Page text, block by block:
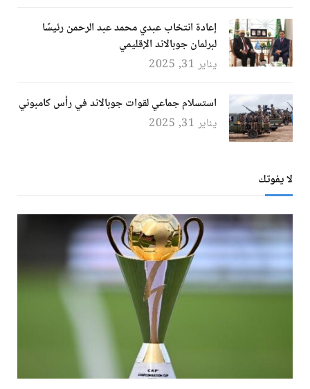
إعادة انتخاب عبدي محمد عبد الرحمن رئيسًا
لبرلمان جوبالاند الإقليمي
يناير 31, 2025
استسلام جماعي لقوات جوبالاند في رأس كامبوني
يناير 31, 2025
لا يفوتك